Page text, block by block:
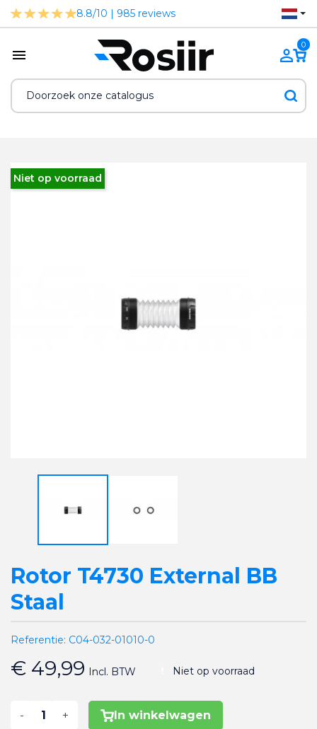
8.8/10 | 985 reviews
0
Niet op voorraad
Rotor T4730 External BB
Staal
Referentie: C04-032-01010-0
€ 49,99 Incl. BTW Niet op voorraad
- + In winkelwagen